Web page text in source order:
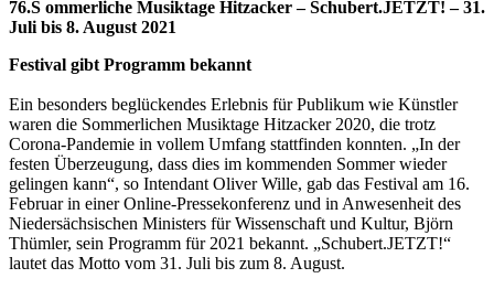
76.S ommerliche Musiktage Hitzacker – Schubert.JETZT! – 31.
Juli bis 8. August 2021
Festival gibt Programm bekannt
Ein besonders beglückendes Erlebnis für Publikum wie Künstler
waren die Sommerlichen Musiktage Hitzacker 2020, die trotz
Corona-Pandemie in vollem Umfang stattfinden konnten. „In der
festen Überzeugung, dass dies im kommenden Sommer wieder
gelingen kann“, so Intendant Oliver Wille, gab das Festival am 16.
Februar in einer Online-Pressekonferenz und in Anwesenheit des
Niedersächsischen Ministers für Wissenschaft und Kultur, Björn
Thümler, sein Programm für 2021 bekannt. „Schubert.JETZT!“
lautet das Motto vom 31. Juli bis zum 8. August.